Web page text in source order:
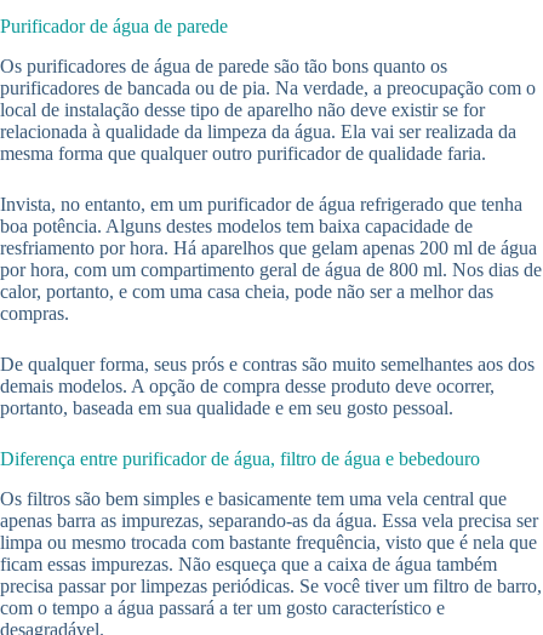
Purificador de água de parede
Os purificadores de água de parede são tão bons quanto os
purificadores de bancada ou de pia. Na verdade, a preocupação com o
local de instalação desse tipo de aparelho não deve existir se for
relacionada à qualidade da limpeza da água. Ela vai ser realizada da
mesma forma que qualquer outro purificador de qualidade faria.
Invista, no entanto, em um purificador de água refrigerado que tenha
boa potência. Alguns destes modelos tem baixa capacidade de
resfriamento por hora. Há aparelhos que gelam apenas 200 ml de água
por hora, com um compartimento geral de água de 800 ml. Nos dias de
calor, portanto, e com uma casa cheia, pode não ser a melhor das
compras.
De qualquer forma, seus prós e contras são muito semelhantes aos dos
demais modelos. A opção de compra desse produto deve ocorrer,
portanto, baseada em sua qualidade e em seu gosto pessoal.
Diferença entre purificador de água, filtro de água e bebedouro
Os filtros são bem simples e basicamente tem uma vela central que
apenas barra as impurezas, separando-as da água. Essa vela precisa ser
limpa ou mesmo trocada com bastante frequência, visto que é nela que
ficam essas impurezas. Não esqueça que a caixa de água também
precisa passar por limpezas periódicas. Se você tiver um filtro de barro,
com o tempo a água passará a ter um gosto característico e
desagradável.